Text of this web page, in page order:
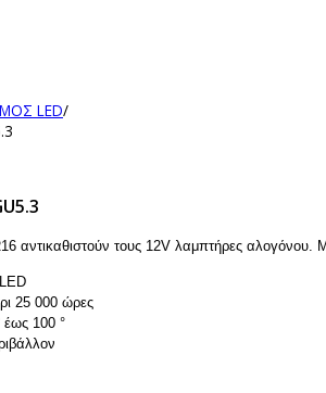
LED/
αντικαθιστούν τους 12V λαμπτήρες αλογόνου.
25 000 ώρες
έως 100 °